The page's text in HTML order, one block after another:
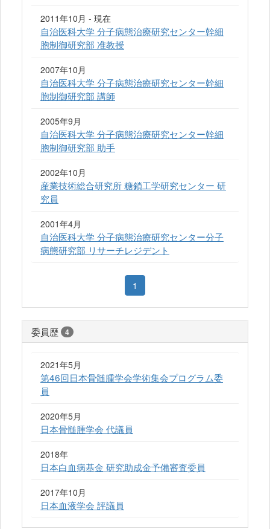
2011年10月 - 現在
自治医科大学 分子病態治療研究センター幹細
胞制御研究部 准教授
2007年10月
自治医科大学 分子病態治療研究センター幹細
胞制御研究部 講師
2005年9月
自治医科大学 分子病態治療研究センター幹細
胞制御研究部 助手
2002年10月
産業技術総合研究所 糖鎖工学研究センター 研
究員
2001年4月
自治医科大学 分子病態治療研究センター分子
病態研究部 リサーチレジデント
1
委員歴 4
2021年5月
第46回日本骨髄腫学会学術集会プログラム委
員
2020年5月
日本骨髄腫学会 代議員
2018年
日本白血病基金 研究助成金予備審査委員
2017年10月
日本血液学会 評議員